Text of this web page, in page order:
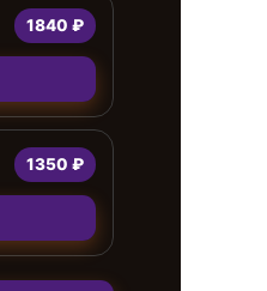
1840 ₽
1350 ₽